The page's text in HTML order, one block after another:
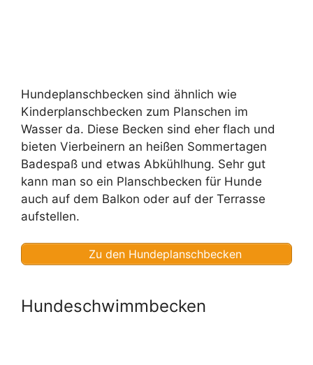
Hundeplanschbecken sind ähnlich wie
Kinderplanschbecken zum Planschen im
Wasser da. Diese Becken sind eher flach und
bieten Vierbeinern an heißen Sommertagen
Badespaß und etwas Abkühlhung. Sehr gut
kann man so ein Planschbecken für Hunde
auch auf dem Balkon oder auf der Terrasse
aufstellen.
Zu den Hundeplanschbecken
Hundeschwimmbecken